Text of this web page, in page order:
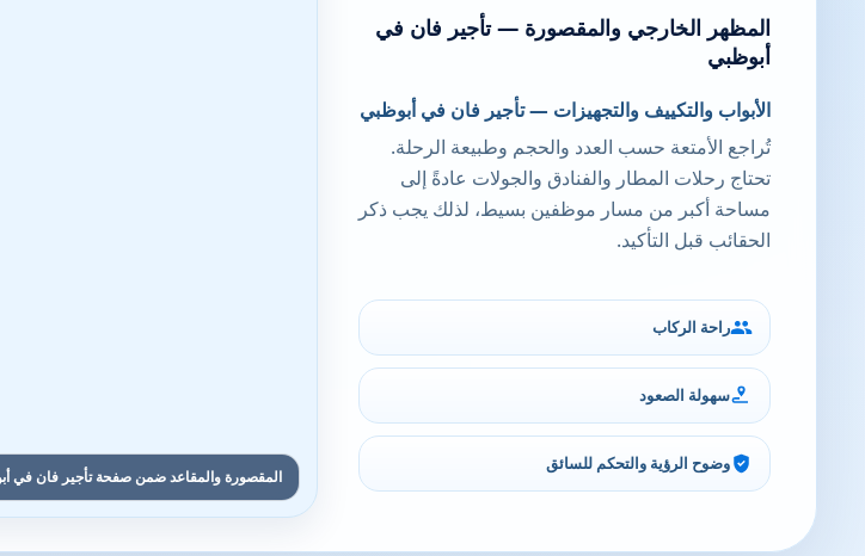
المظهر الخارجي والمقصورة — تأجير فان في
أبوظبي
الأبواب والتكييف والتجهيزات — تأجير فان في أبوظبي
تُراجع الأمتعة حسب العدد والحجم وطبيعة الرحلة.
تحتاج رحلات المطار والفنادق والجولات عادةً إلى
مساحة أكبر من مسار موظفين بسيط، لذلك يجب ذكر
الحقائب قبل التأكيد.
راحة الركاب
سهولة الصعود
وضوح الرؤية والتحكم للسائق
المقصورة والمقاعد ضمن صفحة تأجير فان في